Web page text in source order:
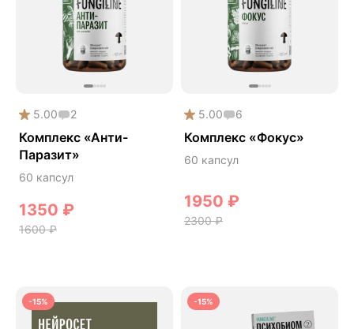
5.00 2
Комплекс «Анти-
Паразит»
60 капсул
1350 ₽
1600₽
5.00 6
Комплекс «Фокус»
60 капсул
1950 ₽
2300₽
-15% -15%